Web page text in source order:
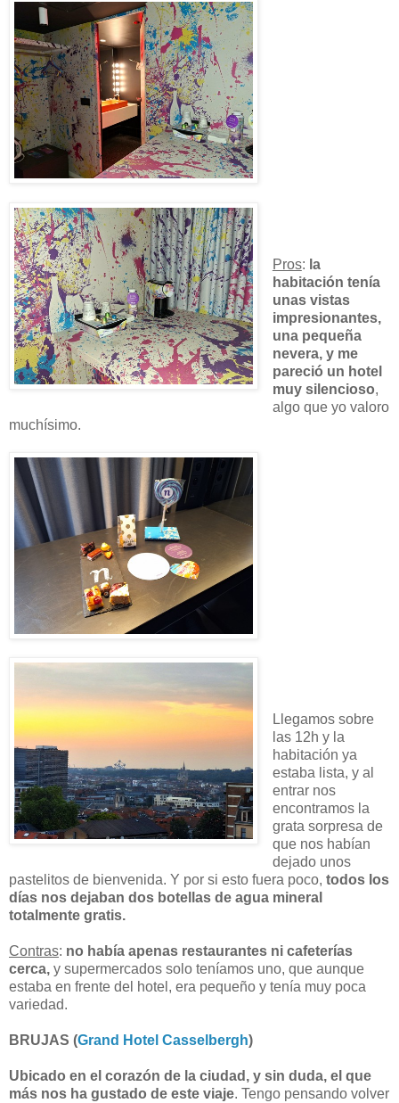
Pros: la
habitación tenía
unas vistas
impresionantes,
una pequeña
nevera, y me
pareció un hotel
muy silencioso,
algo que yo valoro
muchísimo.
Llegamos sobre
las 12h y la
habitación ya
estaba lista, y al
entrar nos
encontramos la
grata sorpresa de
que nos habían
dejado unos
pastelitos de bienvenida. Y por si esto fuera poco, todos los
días nos dejaban dos botellas de agua mineral
totalmente gratis.
Contras: no había apenas restaurantes ni cafeterías
cerca, y supermercados solo teníamos uno, que aunque
estaba en frente del hotel, era pequeño y tenía muy poca
variedad.
BRUJAS (Grand Hotel Casselbergh)
Ubicado en el corazón de la ciudad, y sin duda, el que
más nos ha gustado de este viaje. Tengo pensando volver